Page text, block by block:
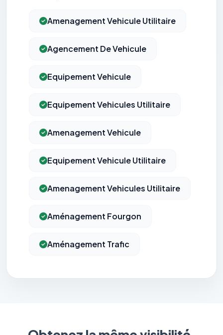
Amenagement Vehicule Utilitaire
Agencement De Vehicule
Equipement Vehicule
Equipement Vehicules Utilitaire
Amenagement Vehicule
Equipement Vehicule Utilitaire
Amenagement Vehicules Utilitaire
Aménagement Fourgon
Aménagement Trafic